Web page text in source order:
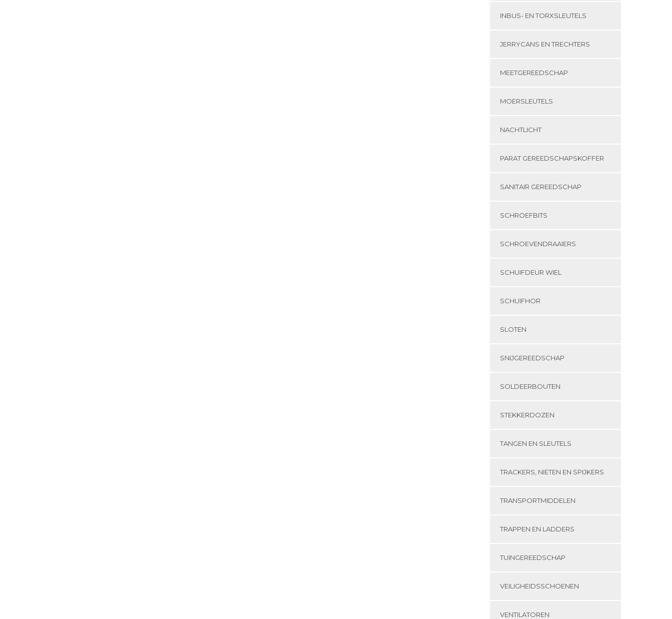
INBUS- EN TORXSLEUTELS
JERRYCANS EN TRECHTERS
MEETGEREEDSCHAP
MOERSLEUTELS
NACHTLICHT
PARAT GEREEDSCHAPSKOFFER
SANITAIR GEREEDSCHAP
SCHROEFBITS
SCHROEVENDRAAIERS
SCHUIFDEUR WIEL
SCHUIFHOR
SLOTEN
SNIJGEREEDSCHAP
SOLDEERBOUTEN
STEKKERDOZEN
TANGEN EN SLEUTELS
TRACKERS, NIETEN EN SPIJKERS
TRANSPORTMIDDELEN
TRAPPEN EN LADDERS
TUINGEREEDSCHAP
VEILIGHEIDSSCHOENEN
VENTILATOREN